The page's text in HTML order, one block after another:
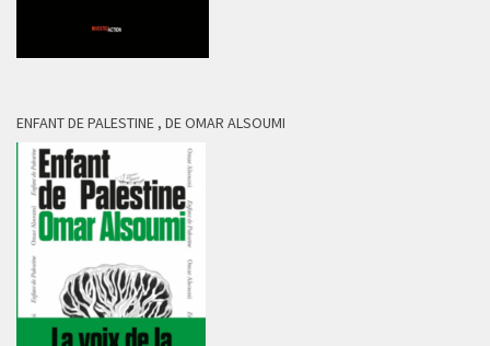
ENFANT DE PALESTINE , DE OMAR ALSOUMI